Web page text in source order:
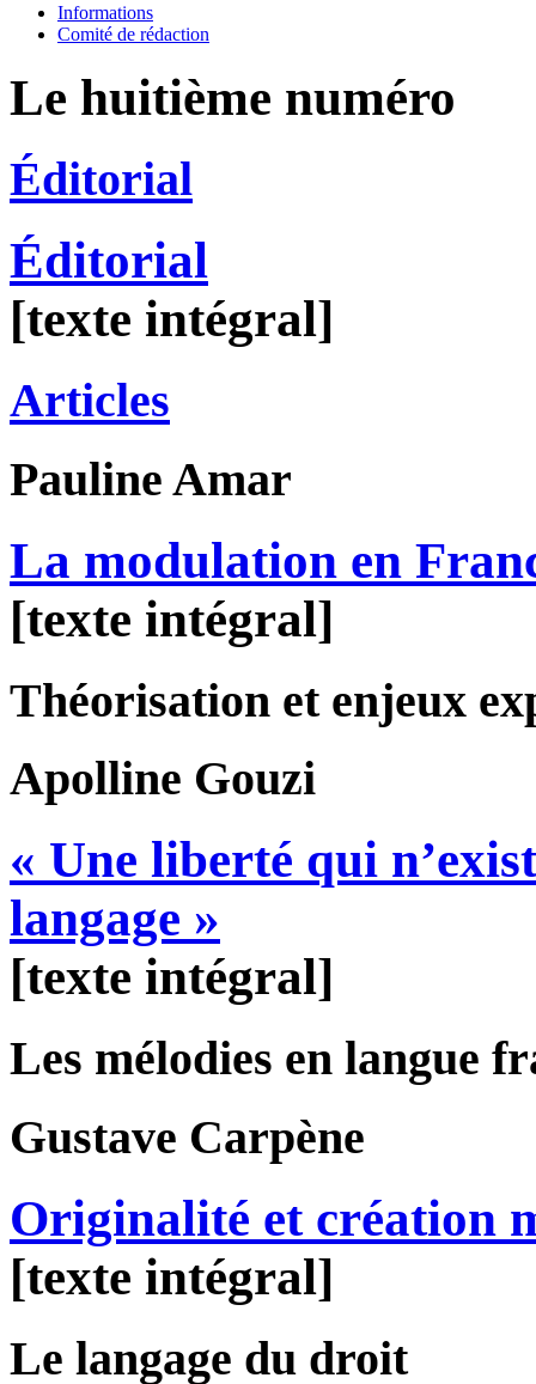
Informations
Comité de rédaction
Le huitième numéro
Éditorial
Éditorial
[texte intégral]
Articles
Pauline Amar
La modulation en
[texte intégral]
Théorisation et enjeux
Apolline Gouzi
« Une liberté qui
langage »
[texte intégral]
Les mélodies en langue
Gustave Carpène
Originalité et création
[texte intégral]
Le langage du droit